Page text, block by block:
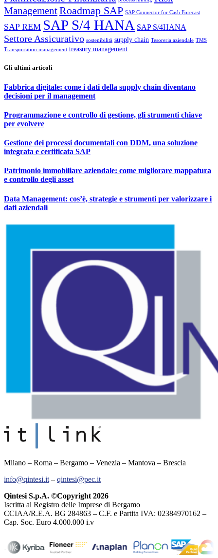
ManagementRoadmap SAP SAP Connector for Cash Forecast
SAP REM SAP S/4 HANA SAP S/4HANA
Settore Assicurativo sostenibilità supply chain Tesoreria aziendale TMS
Transportation management treasury management
Gli ultimi articoli
Fabbrica digitale: come i dati della supply chain diventano
decisioni per il management
Programmazione e controllo di gestione, gli strumenti chiave
per evolvere
Gestione dei processi documentali con DDM, una soluzione
integrata e certificata SAP
Patrimonio immobiliare aziendale: come migliorare mappatura
e controllo degli asset
Data Management: cos’è, strategie e strumenti per valorizzare i
dati aziendali
Milano – Roma – Bergamo – Venezia – Mantova – Brescia
info@qintesi.it – qintesi@pec.it
Qintesi S.p.A. ©Copyright 2026
Iscritta al Registro delle Imprese di Bergamo
CCIAA/R.E.A. BG 284863 – C.F. e Partita IVA: 02384970162 –
Cap. Soc. Euro 4.000.000 i.v